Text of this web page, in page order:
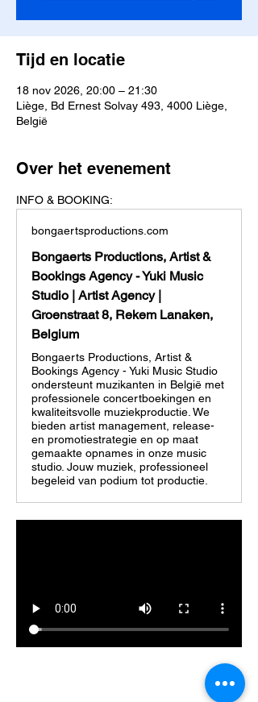
Tijd en locatie
18 nov 2026, 20:00 – 21:30
Liège, Bd Ernest Solvay 493, 4000 Liège,
België
Over het evenement
INFO & BOOKING:
bongaertsproductions.com
Bongaerts Productions, Artist &
Bookings Agency - Yuki Music
Studio | Artist Agency |
Groenstraat 8, Rekem Lanaken,
Belgium
Bongaerts Productions, Artist &
Bookings Agency - Yuki Music Studio
ondersteunt muzikanten in België met
professionele concertboekingen en
kwaliteitsvolle muziekproductie. We
bieden artist management, release-
en promotiestrategie en op maat
gemaakte opnames in onze music
studio. Jouw muziek, professioneel
begeleid van podium tot productie.